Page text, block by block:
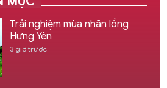
Trải nghiệm mùa nhãn lồng
Hưng Yên
3 giờ trước